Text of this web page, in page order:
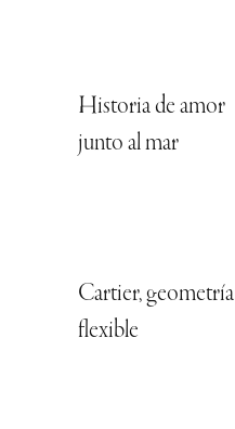
Historia de amor
junto al mar
Cartier, geometría
flexible